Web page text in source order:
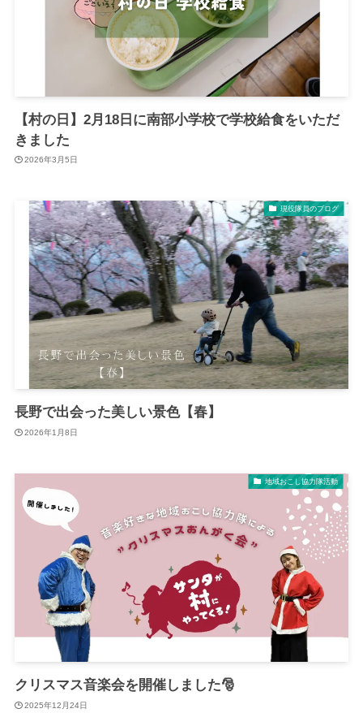
【村の日】2月18日に南部小学校で学校給食をいただ
きました
2026年3月5日
現役隊員のブログ
長野で出会った美しい景色【春】
2026年1月8日
地域おこし協力隊活動
クリスマス音楽会を開催しました🎅
2025年12月24日